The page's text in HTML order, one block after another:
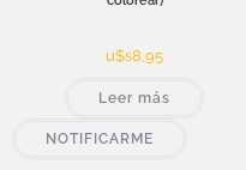
u$s8,95
Leer más
NOTIFICARME